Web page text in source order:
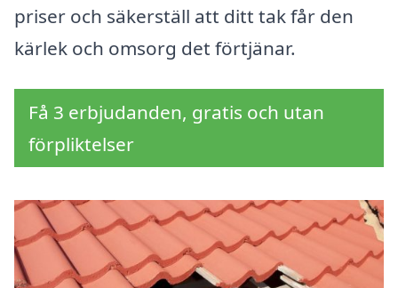
priser och säkerställ att ditt tak får den
kärlek och omsorg det förtjänar.
Få 3 erbjudanden, gratis och utan
förpliktelser